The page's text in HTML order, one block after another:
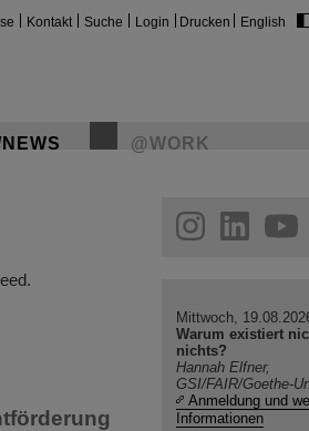
Kontakt Suche Login Drucken English
@WORK
helmholtz.social
facebook
Mittwoch,
Warum existiert
nichts?
Hannah Elfner,
GSI/FAIR/Goethe-
Anmeldung und
Informationen